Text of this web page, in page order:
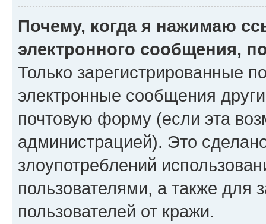
Почему, когда я нажимаю
электронного сообщения,
Только зарегистрированные
электронные сообщения
почтовую форму (если эта
администрацией). Это
злоупотреблений
пользователями, а также для
пользователей от кражи.